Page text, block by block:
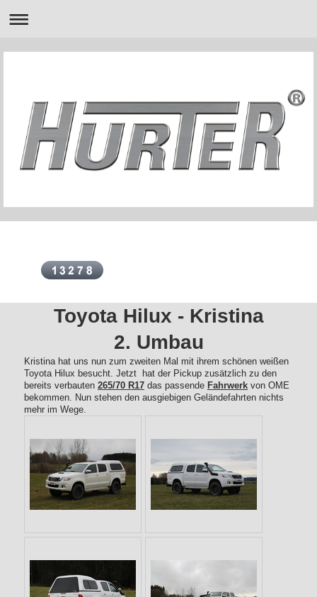
Toyota Hilux - Kristina
2. Umbau
Kristina hat uns nun zum zweiten Mal mit ihrem schönen weißen
Toyota Hilux besucht. Jetzt hat der Pickup zusätzlich zu den
bereits verbauten 265/70 R17 das passende Fahrwerk von OME
bekommen. Nun stehen den ausgiebigen Geländefahrten nichts
mehr im Wege.